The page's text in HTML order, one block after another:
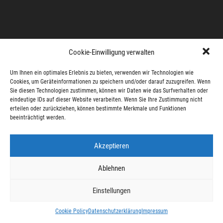
Cookie-Einwilligung verwalten
Um Ihnen ein optimales Erlebnis zu bieten, verwenden wir Technologien wie
Cookies, um Geräteinformationen zu speichern und/oder darauf zuzugreifen. Wenn
Sie diesen Technologien zustimmen, können wir Daten wie das Surfverhalten oder
eindeutige IDs auf dieser Website verarbeiten. Wenn Sie Ihre Zustimmung nicht
erteilen oder zurückziehen, können bestimmte Merkmale und Funktionen
beeinträchtigt werden.
Akzeptieren
Ablehnen
Einstellungen
Cookie PolicyDatenschutzerklärung Impressum